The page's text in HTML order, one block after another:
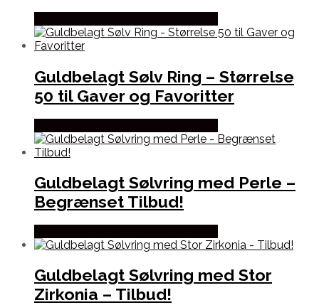
Guldbelagt Sølv Ring – Størrelse
50 til Gaver og Favoritter
Guldbelagt Sølvring med Perle –
Begrænset Tilbud!
Guldbelagt Sølvring med Stor
Zirkonia – Tilbud!